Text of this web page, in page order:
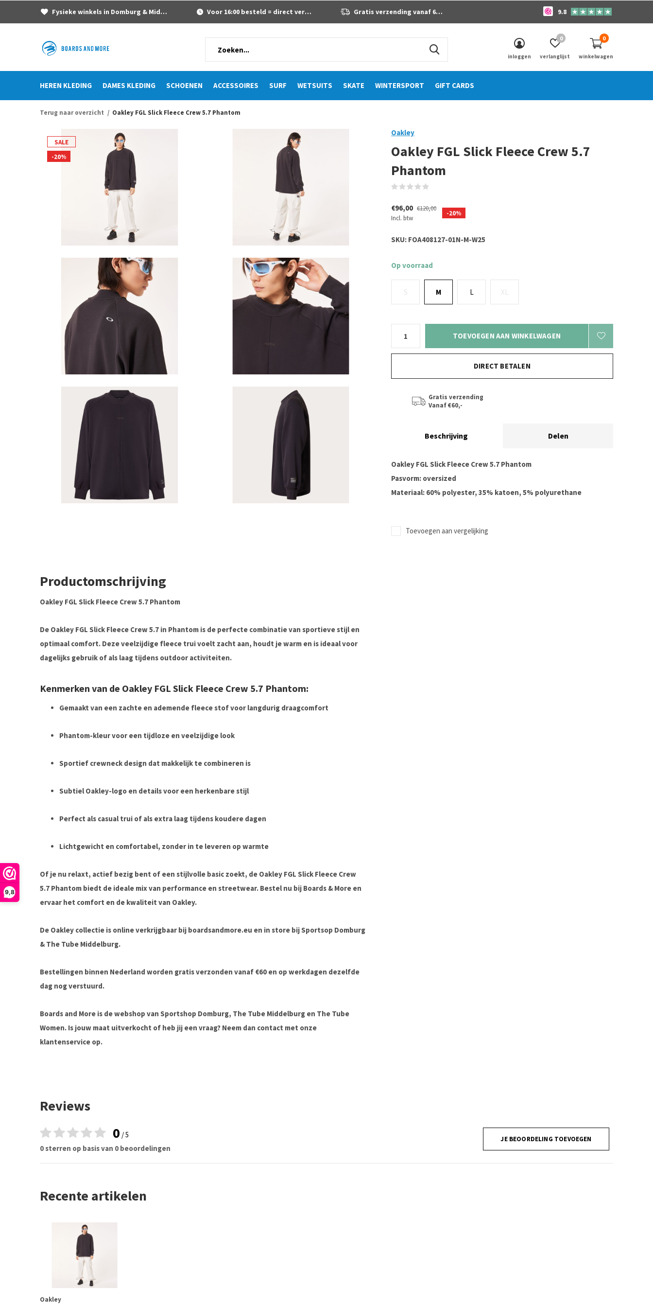
9,8
HEREN KLEDING DAMES KLEDING SCHOENEN ACCESSOIRES SURF WETSUITS SKATE WINTERSPORT GIFT CARDS
inloggen verlanglijst
0
winkelwagen
0
Fysieke winkels in Domburg & Middelburg Voor 16:00 besteld = direct verzonden Gratis verzending vanaf 60 euro 9.8
Terug naar overzicht Oakley FGL Slick Fleece Crew 5.7 Phantom
SALE
-20%
Oakley
Oakley FGL Slick Fleece Crew 5.7
Phantom
€96,00 €120,00
Incl. btw
-20%
SKU: FOA408127-01N-M-W25
Op voorraad
S M L XL
TOEVOEGEN AAN WINKELWAGEN
DIRECT BETALEN
Gratis verzending
Vanaf €60,-
Beschrijving Delen
Oakley FGL Slick Fleece Crew 5.7 Phantom
Pasvorm: oversized
Materiaal: 60% polyester, 35% katoen, 5% polyurethane
Toevoegen aan vergelijking
Productomschrijving
Oakley FGL Slick Fleece Crew 5.7 Phantom
De Oakley FGL Slick Fleece Crew 5.7 in Phantom is de perfecte combinatie van sportieve stijl en
optimaal comfort. Deze veelzijdige fleece trui voelt zacht aan, houdt je warm en is ideaal voor
dagelijks gebruik of als laag tijdens outdoor activiteiten.
Kenmerken van de Oakley FGL Slick Fleece Crew 5.7 Phantom:
Gemaakt van een zachte en ademende fleece stof voor langdurig draagcomfort
Phantom-kleur voor een tijdloze en veelzijdige look
Sportief crewneck design dat makkelijk te combineren is
Subtiel Oakley-logo en details voor een herkenbare stijl
Perfect als casual trui of als extra laag tijdens koudere dagen
Lichtgewicht en comfortabel, zonder in te leveren op warmte
Of je nu relaxt, actief bezig bent of een stijlvolle basic zoekt, de Oakley FGL Slick Fleece Crew
5.7 Phantom biedt de ideale mix van performance en streetwear. Bestel nu bij Boards & More en
ervaar het comfort en de kwaliteit van Oakley.
De Oakley collectie is online verkrijgbaar bij boardsandmore.eu en in store bij Sportsop Domburg
& The Tube Middelburg.
Bestellingen binnen Nederland worden gratis verzonden vanaf €60 en op werkdagen dezelfde
dag nog verstuurd.
Boards and More is de webshop van Sportshop Domburg, The Tube Middelburg en The Tube
Women. Is jouw maat uitverkocht of heb jij een vraag? Neem dan contact met onze
klantenservice op.
Reviews
0 / 5
0 sterren op basis van 0 beoordelingen
JE BEOORDELING TOEVOEGEN
Recente artikelen
Oakley